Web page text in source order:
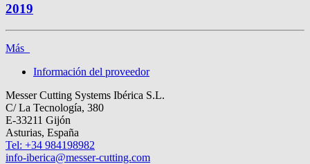
2019
Más
Información del proveedor
Messer Cutting Systems Ibérica S.L.
C/ La Tecnología, 380
E-33211 Gijón
Asturias, España
Tel: +34 984198982
info-iberica@messer-cutting.com